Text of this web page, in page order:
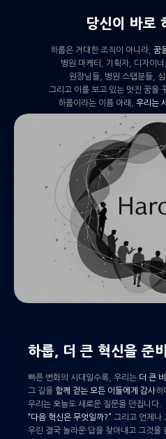
당신이 바로
하룹은 거대한 조직이 아니라, 꿈
병원 마케터, 기획자, 디자이
원장님들, 병원 스탭분들,
그리고 이를 보고 있는 멋진 꿈을
하룹이라는 이름 아래, 우리는
하룹, 더 큰 혁신을 준
빠른 변화의 시대일수록, 우리는 더 큰
그 길을 함께 걷는 모든 이들에게 감사하
우리는 오늘도 새로운 질문을 던집니다.
“다음 혁신은 무엇일까?” 그리고 언제나
우린 결국 놀라운 답을 찾아내고 그것을